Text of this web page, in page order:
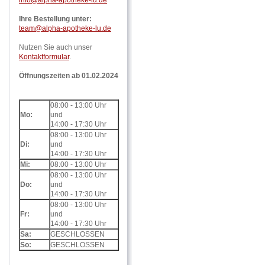
Ihre Bestellung unter:
team@alpha-apotheke-lu.de
Nutzen Sie auch unser
Kontaktformular.
Öffnungszeiten ab 01.02.2024
Mo:
08:00 - 13:00 Uhr
und
14:00 - 17:30 Uhr
Di:
08:00 - 13:00 Uhr
und
14:00 - 17:30 Uhr
Mi:
08:00 - 13:00 Uhr
Do:
08:00 - 13:00 Uhr
und
14:00 - 17:30 Uhr
Fr:
08:00 - 13:00 Uhr
und
14:00 - 17:30 Uhr
Sa:
GESCHLOSSEN
So:
GESCHLOSSEN